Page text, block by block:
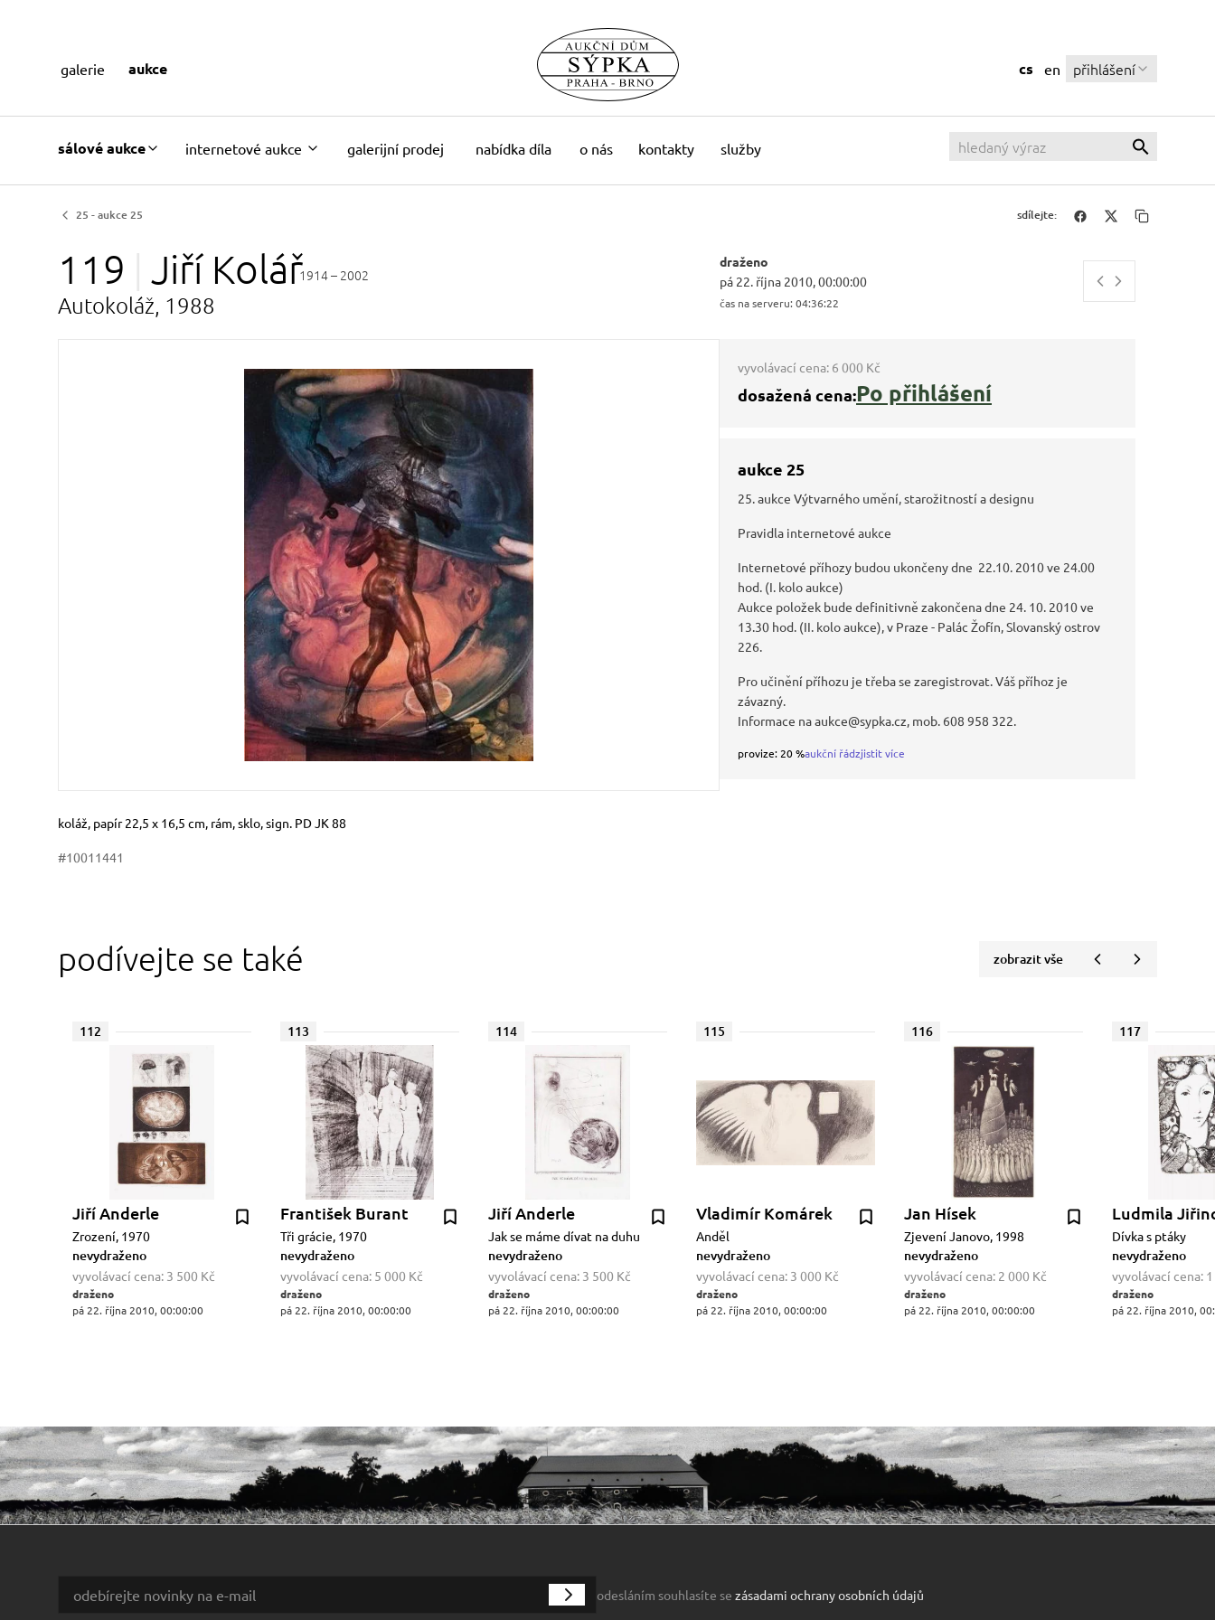
sálové aukce internetové aukce galerijní prodej nabídka díla o nás kontakty služby
cs en přihlášení
galerie aukce
25 - aukce 25 sdílejte:
119 Jiří Kolář1914 – 2002
Autokoláž, 1988
draženo
pá 22. října 2010, 00:00:00
čas na serveru: 04:36:23
Rozměry
Stručný popis předmětu
koláž, papír 22,5 x 16,5 cm, rám, sklo, sign. PD JK 88
#10011441
vyvolávací cena: 6 000 Kč
dosažená cena:Po přihlášení
aukce 25
25. aukce Výtvarného umění, starožitností a designu
Pravidla internetové aukce
Internetové příhozy budou ukončeny dne 22.10. 2010 ve 24.00
hod. (I. kolo aukce)
Aukce položek bude definitivně zakončena dne 24. 10. 2010 ve
13.30 hod. (II. kolo aukce), v Praze - Palác Žofín, Slovanský ostrov
226.
Pro učinění příhozu je třeba se zaregistrovat. Váš příhoz je
závazný.
Informace na aukce@sypka.cz, mob. 608 958 322.
provize: 20 %aukční řádzjistit více
podívejte se také zobrazit vše
112
Jiří Anderle
Zrození, 1970
nevydraženo
vyvolávací cena: 3 500 Kč
draženo
pá 22. října 2010, 00:00:00
113
František Burant
Tři grácie, 1970
nevydraženo
vyvolávací cena: 5 000 Kč
draženo
pá 22. října 2010, 00:00:00
114
Jiří Anderle
Jak se máme dívat na duhu
nevydraženo
vyvolávací cena: 3 500 Kč
draženo
pá 22. října 2010, 00:00:00
115
Vladimír Komárek
Anděl
nevydraženo
vyvolávací cena: 3 000 Kč
draženo
pá 22. října 2010, 00:00:00
116
Jan Hísek
Zjevení Janovo, 1998
nevydraženo
vyvolávací cena: 2 000 Kč
draženo
pá 22. října 2010, 00:00:00
117
Ludmila
Dívka s ptáky
nevydraženo
vyvolávací cena:
draženo
pá 22. října 2010,
odesláním souhlasíte se zásadami ochrany osobních údajů